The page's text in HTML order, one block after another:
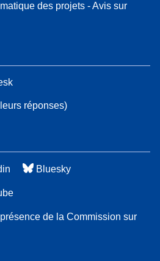
des projets - Avis sur
réponses)
Bluesky
de la Commission sur